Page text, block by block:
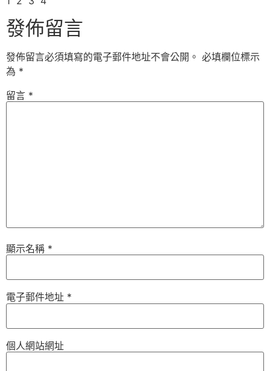
發佈留言
發佈留言必須填寫的電子郵件地址不會公開。 必填欄位標示
為 *
留言 *
顯示名稱 *
電子郵件地址 *
個人網站網址